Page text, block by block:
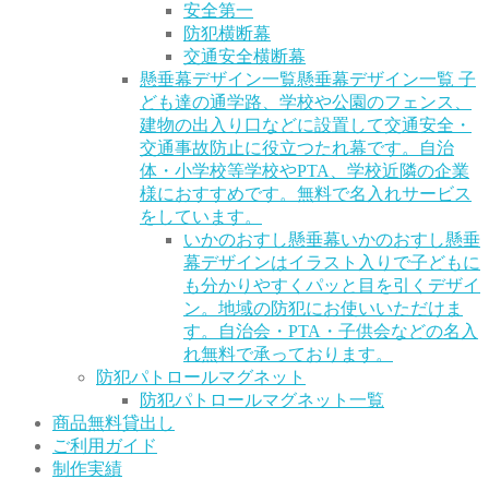
安全第一
防犯横断幕
交通安全横断幕
懸垂幕デザイン一覧懸垂幕デザイン一覧 子
ども達の通学路、学校や公園のフェンス、
建物の出入り口などに設置して交通安全・
交通事故防止に役立つたれ幕です。自治
体・小学校等学校やPTA、学校近隣の企業
様におすすめです。無料で名入れサービス
をしています。
いかのおすし懸垂幕いかのおすし懸垂
幕デザインはイラスト入りで子どもに
も分かりやすくパッと目を引くデザイ
ン。地域の防犯にお使いいただけま
す。自治会・PTA・子供会などの名入
れ無料で承っております。
防犯パトロールマグネット
防犯パトロールマグネット一覧
商品無料貸出し
ご利用ガイド
制作実績